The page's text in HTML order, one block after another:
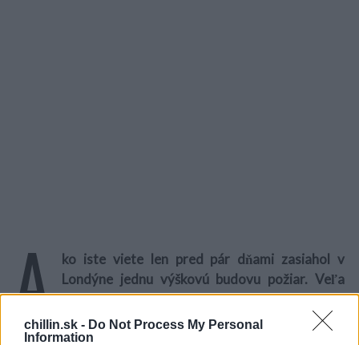
chillin.sk - Do Not Process My Personal
Information
A
ko iste viete len pred pár dňami zasiahol v
Londýne jednu výškovú budovu požiar. Veľa
ľudí túto nehodu neprežilo, ale boli medzi nimi
aj takí, ktorým sa podarilo si zachrániť život.